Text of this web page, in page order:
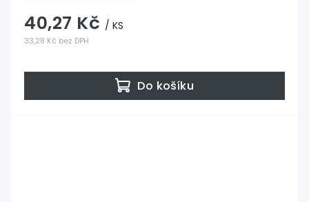
33,28 Kč bez DPH
40,27 Kč / KS
Do košíku